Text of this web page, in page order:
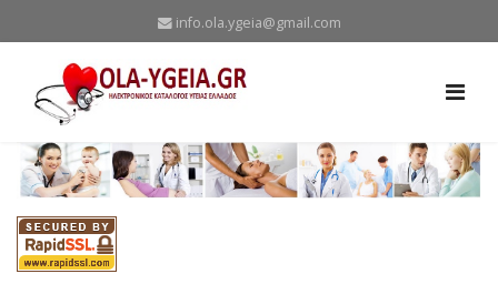
info.ola.ygeia@gmail.com